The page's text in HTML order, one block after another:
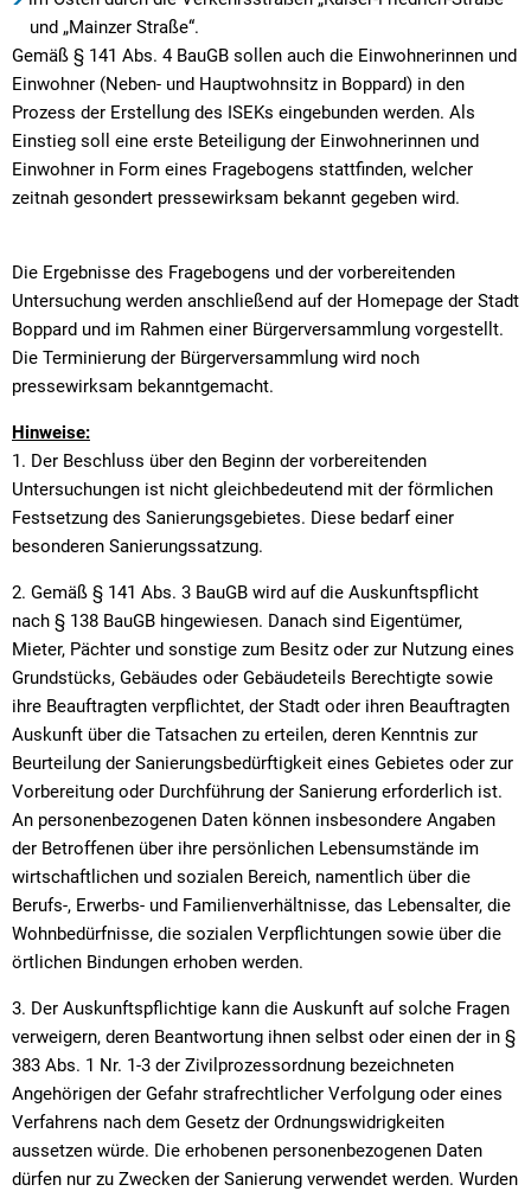
und „Mainzer Straße“.
Gemäß § 141 Abs. 4 BauGB sollen auch die Einwohnerinnen und
Einwohner (Neben- und Hauptwohnsitz in Boppard) in den
Prozess der Erstellung des ISEKs eingebunden werden. Als
Einstieg soll eine erste Beteiligung der Einwohnerinnen und
Einwohner in Form eines Fragebogens stattfinden, welcher
zeitnah gesondert pressewirksam bekannt gegeben wird.
Die Ergebnisse des Fragebogens und der vorbereitenden
Untersuchung werden anschließend auf der Homepage der Stadt
Boppard und im Rahmen einer Bürgerversammlung vorgestellt.
Die Terminierung der Bürgerversammlung wird noch
pressewirksam bekanntgemacht.
Hinweise:
1. Der Beschluss über den Beginn der vorbereitenden
Untersuchungen ist nicht gleichbedeutend mit der förmlichen
Festsetzung des Sanierungsgebietes. Diese bedarf einer
besonderen Sanierungssatzung.
2. Gemäß § 141 Abs. 3 BauGB wird auf die Auskunftspflicht
nach § 138 BauGB hingewiesen. Danach sind Eigentümer,
Mieter, Pächter und sonstige zum Besitz oder zur Nutzung eines
Grundstücks, Gebäudes oder Gebäudeteils Berechtigte sowie
ihre Beauftragten verpflichtet, der Stadt oder ihren Beauftragten
Auskunft über die Tatsachen zu erteilen, deren Kenntnis zur
Beurteilung der Sanierungsbedürftigkeit eines Gebietes oder zur
Vorbereitung oder Durchführung der Sanierung erforderlich ist.
An personenbezogenen Daten können insbesondere Angaben
der Betroffenen über ihre persönlichen Lebensumstände im
wirtschaftlichen und sozialen Bereich, namentlich über die
Berufs-, Erwerbs- und Familienverhältnisse, das Lebensalter, die
Wohnbedürfnisse, die sozialen Verpflichtungen sowie über die
örtlichen Bindungen erhoben werden.
3. Der Auskunftspflichtige kann die Auskunft auf solche Fragen
verweigern, deren Beantwortung ihnen selbst oder einen der in §
383 Abs. 1 Nr. 1-3 der Zivilprozessordnung bezeichneten
Angehörigen der Gefahr strafrechtlicher Verfolgung oder eines
Verfahrens nach dem Gesetz der Ordnungswidrigkeiten
aussetzen würde. Die erhobenen personenbezogenen Daten
dürfen nur zu Zwecken der Sanierung verwendet werden. Wurden